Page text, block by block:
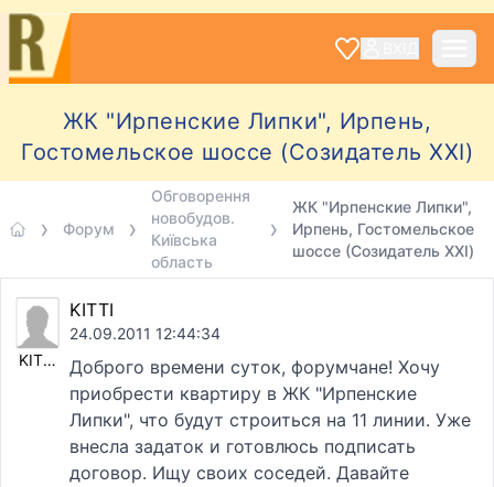
ЖК "Ирпенские Липки", Ирпень,
Гостомельское шоссе (Созидатель XXI)
Форум
Обговорення
новобудов.
Київська
область
ЖК "Ирпенские Липки",
Ирпень, Гостомельское
шоссе (Созидатель XXI)
KITTI
KITTI
24.09.2011 12:44:34
Доброго времени суток, форумчане! Хочу
приобрести квартиру в ЖК "Ирпенские
Липки", что будут строиться на 11 линии. Уже
внесла задаток и готовлюсь подписать
договор. Ищу своих соседей. Давайте